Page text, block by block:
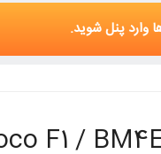
وارد پنل شوید.